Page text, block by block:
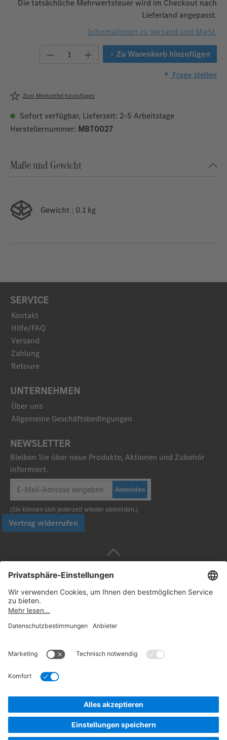
Die tatsächliche Mehrwertsteuer wird im Checkout nach
Lieferland angepasst.
Informationen zu Versand und MwSt.
Produkt Anzahl: Gib denZu Warenkorb hinzufügen
Frage stellen
Zum Merkzettel hinzufügen
Sofort verfügbar, Lieferzeit: 2-5 Arbeitstage
Herstellernummer: MBT0027
Maße und Gewicht
Gewicht : 0.1 kg
SERVICE
Kontakt
Hilfe/FAQ
Versand
Zahlung
Retoure
UNTERNEHMEN
Über uns
Allgemeine Geschäftsbedingungen
NEWSLETTER
Bleiben Sie über neue Produkte, Aktionen und Zubehör
informiert.
Anmelden
(Sie können sich jederzeit wieder abmelden.)
Vertrag widerrufen
Sicher bezahlen mit
© 2026. Daimler Truck AG. Alle Rechte vorbehalten
Widerrufsbelehrung
Hinweise